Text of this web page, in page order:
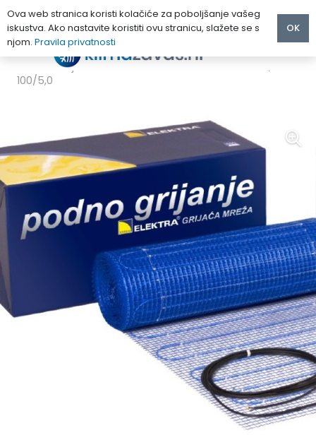
ELEKTRA Grijaće mreže MD i termostat ELR 20 100W/m2
100/5,0
Ova web stranica koristi kolačiće za poboljšanje vašeg
iskustva. Ako nastavite koristiti ovu stranicu, slažete se s
njom. Pravila privatnosti
OK